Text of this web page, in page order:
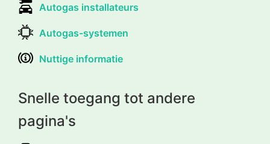
Autogas installateurs
Autogas-systemen
Nuttige informatie
Snelle toegang tot andere
pagina's